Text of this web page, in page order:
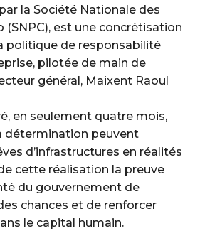
la Société Nationale des
(SNPC), est une concrétisation
politique de responsabilité
pilotée de main de
général, Maixent Raoul
en seulement quatre mois,
détermination peuvent
d’infrastructures en réalités
cette réalisation la preuve
du gouvernement de
chances et de renforcer
le capital humain.